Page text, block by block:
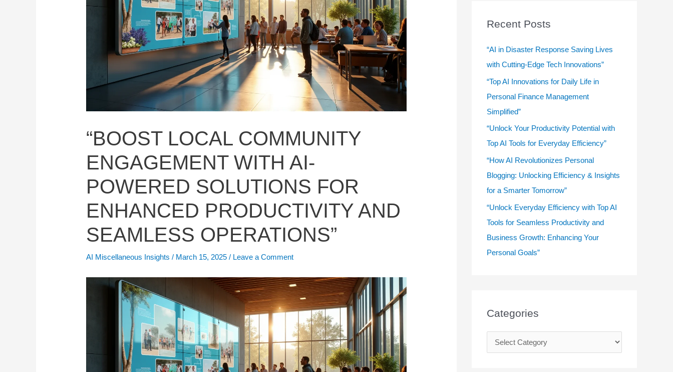
“BOOST LOCAL COMMUNITY
ENGAGEMENT WITH AI-
POWERED SOLUTIONS FOR
ENHANCED PRODUCTIVITY AND
SEAMLESS OPERATIONS”
AI Miscellaneous Insights / March 15, 2025/ Leave a Comment
f
o
Recent Posts
“AI in Disaster Response Saving Lives
with Cutting-Edge Tech Innovations”
“Top AI Innovations for Daily Life in
Personal Finance Management
Simplified”
“Unlock Your Productivity Potential with
Top AI Tools for Everyday Efficiency”
“How AI Revolutionizes Personal
Blogging: Unlocking Efficiency & Insights
for a Smarter Tomorrow”
“Unlock Everyday Efficiency with Top AI
Tools for Seamless Productivity and
Business Growth: Enhancing Your
Personal Goals”
Categories
a